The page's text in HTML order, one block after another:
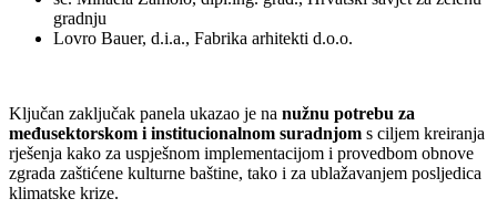
gradnju
Lovro Bauer, d.i.a., Fabrika arhitekti d.o.o.
Ključan zaključak panela ukazao je na nužnu potrebu za
međusektorskom i institucionalnom suradnjom s ciljem kreiranja
rješenja kako za uspješnom implementacijom i provedbom obnove
zgrada zaštićene kulturne baštine, tako i za ublažavanjem posljedica
klimatske krize.